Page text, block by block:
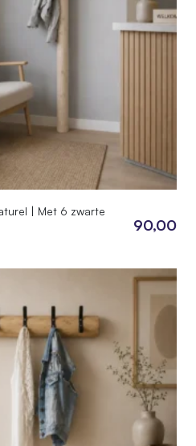
| Met 6 zwarte
90,00